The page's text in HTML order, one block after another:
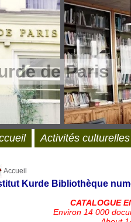
de Paris
Accueil
Kurde Bibliothèque
CATALOGUE
Environ 14 000
Activités culturelles